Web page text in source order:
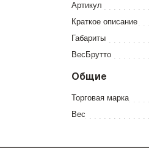
Артикул
Краткое описание
Габариты
ВесБрутто
Общие
Торговая марка
Вес